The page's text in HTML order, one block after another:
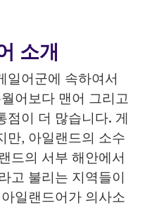
소개
일어군에 속하여서
어보다 맨어 그리고
이 더 많습니다. 게
만, 아일랜드의 소수
드의 서부 해안에서
고 불리는 지역들이
일랜드어가 의사소